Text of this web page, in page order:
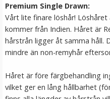
Premium Single Drawn:
Vårt lite finare löshår!
kommer från Indien. Håret är
hårstrån ligger åt samma håll.
mindre än non-remyhår
Håret är före färgbehandling
vilket ger en lång hållbarhet